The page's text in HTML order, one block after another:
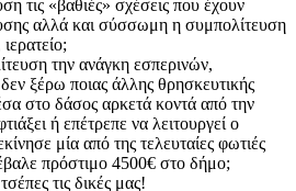
τις «βαθιές» σχέσεις που έχουν
αλλά και σύσσωμη η συμπολίτευση
την ανάγκη εσπερινών,
ξέρω ποιας άλλης θρησκευτικής
στο δάσος αρκετά κοντά από την
ή επέτρεπε να λειτουργεί ο
μία από της τελευταίες φωτιές
πρόστιμο 4500€ στο δήμο;
τις δικές μας!